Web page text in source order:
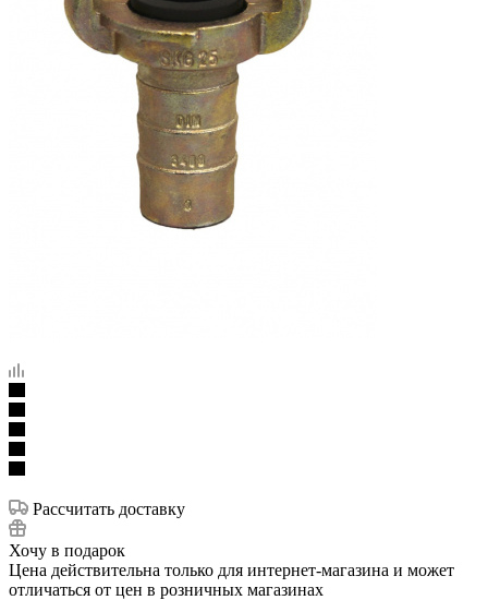
Рассчитать доставку
Хочу в подарок
Цена действительна только для интернет-магазина и может
отличаться от цен в розничных магазинах